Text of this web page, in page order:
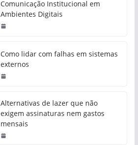
Comunicação Institucional em
Ambientes Digitais
Como lidar com falhas em sistemas
externos
Alternativas de lazer que não
exigem assinaturas nem gastos
mensais